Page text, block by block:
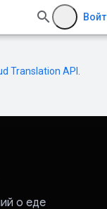
Translation API
о еде